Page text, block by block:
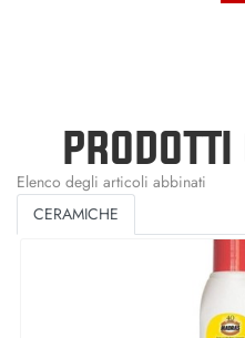
Elenco degli articoli abbinati
CERAMICHE